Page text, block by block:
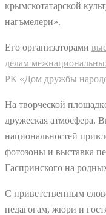
крымскотатарской
нагъмелери».
Его организаторами
делам
РК «Дом дружбы
На творческой
дружеская атмосфера.
национальностей
фотозоны и выставка
Гаспринского на
С приветственным
педагогам, жюри и